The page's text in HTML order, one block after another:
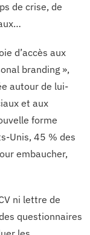
de crise, de
d’accès aux
branding »,
autour de lui-
et aux
forme
Unis, 45 % des
embaucher,
ni lettre de
questionnaires